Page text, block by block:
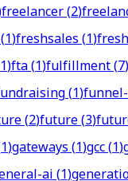
freelancer(2)
1)freshsales(1)
1)fta(1)fulfillment(7)
(1)
(2)future(3)
1)gateways(1)gcc(1)
ai(1)